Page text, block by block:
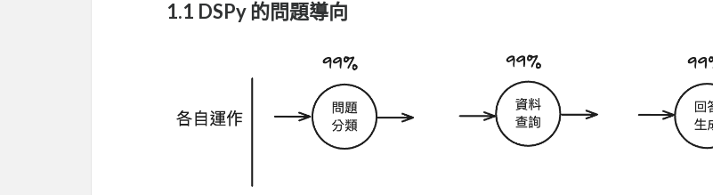
1.1 DSPy 的問題導向